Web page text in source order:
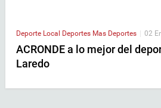
Deporte Local Deportes Mas Deportes 02
ACRONDE a lo mejor del
Laredo